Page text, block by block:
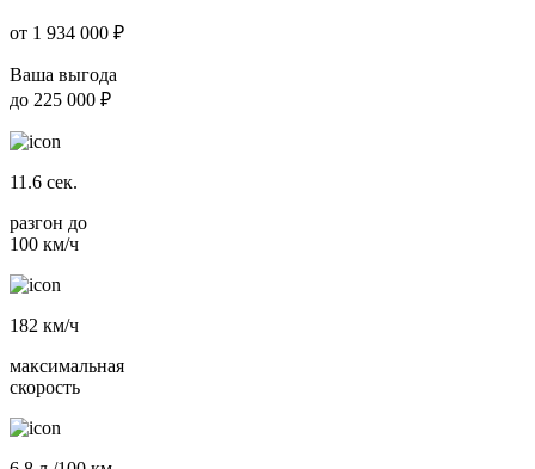
от 1 934 000 ₽
Ваша выгода
до 225 000 ₽
11.6 сек.
разгон до
100 км/ч
182 км/ч
максимальная
скорость